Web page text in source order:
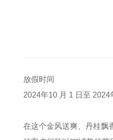
放假时间
2024年10 月 1 日至 2024
在这个金风送爽、丹桂飘